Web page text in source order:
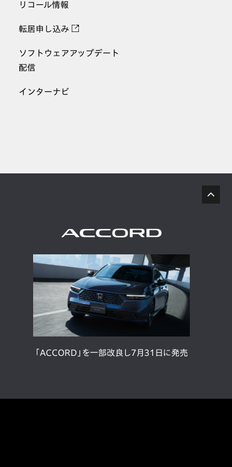
リコール情報
転居申し込み
ソフトウェアアップデート
配信
インターナビ
「ACCORD」を一部改良し7月31日に発売